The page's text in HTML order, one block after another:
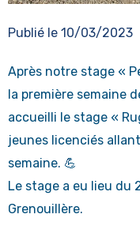
Publié le 10/03/2023
Après notre stage «
la première semaine
accueilli le stage «
jeunes licenciés
semaine. 💪
Le stage a eu lieu du
Grenouillère.